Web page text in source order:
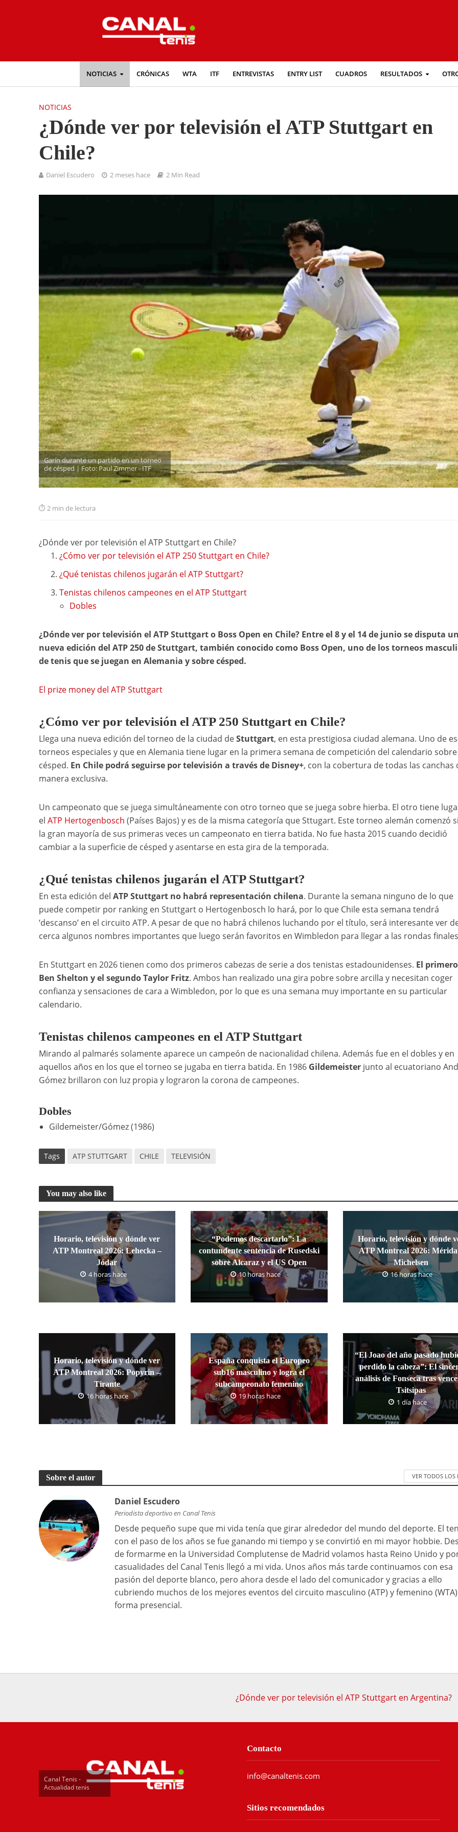
NOTICIAS CRÓNICAS WTA ITF ENTREVISTAS ENTRY LIST CUADROS RESULTADOS
NOTICIAS
¿Dónde ver por televisión el ATP Stuttgart en
Chile?
Daniel Escudero 2 meses hace 2 Min Read
Garín durante un partido en un torneo
de césped | Foto: Paul Zimmer - ITF
2 min de lectura
¿Dónde ver por televisión el ATP Stuttgart en Chile?
¿Cómo ver por televisión el ATP 250 Stuttgart en Chile?
¿Qué tenistas chilenos jugarán el ATP Stuttgart?
Tenistas chilenos campeones en el ATP Stuttgart
Dobles
¿Dónde ver por televisión el ATP Stuttgart o Boss Open en Chile? Entre el 8 y el 14 de junio se disputa
nueva edición del ATP 250 de Stuttgart, también conocido como Boss Open, uno de los torneos
de tenis que se juegan en Alemania y sobre césped.
El prize money del ATP Stuttgart
¿Cómo ver por televisión el ATP 250 Stuttgart en Chile?
Llega una nueva edición del torneo de la ciudad deStuttgart, en esta prestigiosa ciudad alemana. Uno de
torneos especiales y que en Alemania tiene lugar en la primera semana de competición del calendario sobre
césped. En Chile podrá seguirse por televisión a través de Disney+, con la cobertura de todas las canchas
manera exclusiva.
Un campeonato que se juega simultáneamente con otro torneo que se juega sobre hierba. El otro tiene
el ATP Hertogenbosch (Países Bajos) y es de la misma categoría que Sttugart. Este torneo alemán comenzó
la gran mayoría de sus primeras veces un campeonato en tierra batida. No fue hasta 2015 cuando decidió
cambiar a la superficie de césped y asentarse en esta gira de la temporada.
¿Qué tenistas chilenos jugarán el ATP Stuttgart?
En esta edición del ATP Stuttgart no habrá representación chilena. Durante la semana ninguno de lo que
puede competir por ranking en Stuttgart o Hertogenbosch lo hará, por lo que Chile esta semana tendrá
‘descanso’ en el circuito ATP. A pesar de que no habrá chilenos luchando por el título, será interesante ver
cerca algunos nombres importantes que luego serán favoritos en Wimbledon para llegar a las rondas
En Stuttgart en 2026 tienen como dos primeros cabezas de serie a dos tenistas estadounidenses. El
Ben Shelton y el segundo Taylor Fritz. Ambos han realizado una gira pobre sobre arcilla y necesitan coger
confianza y sensaciones de cara a Wimbledon, por lo que es una semana muy importante en su particular
calendario.
Tenistas chilenos campeones en el ATP Stuttgart
Mirando al palmarés solamente aparece un campeón de nacionalidad chilena. Además fue en el dobles y en
aquellos años en los que el torneo se jugaba en tierra batida. En 1986 Gildemeisterjunto al ecuatoriano
Gómez brillaron con luz propia y lograron la corona de campeones.
Dobles
Gildemeister/Gómez (1986)
Tags ATP STUTTGART CHILE TELEVISIÓN
You may also like
Horario, televisión y dónde ver
ATP Montreal 2026: Lehecka –
Jódar
4 horas hace
“Podemos descartarlo”: La
contundente sentencia de Rusedski
sobre Alcaraz y el US Open
10 horas hace
Horario, televisión y dónde
ATP Montreal 2026:
Michelsen
16 horas hace
Horario, televisión y dónde ver
ATP Montreal 2026: Popyrin –
Tirante
16 horas hace
España conquista el Europeo
sub16 masculino y logra el
subcampeonato femenino
19 horas hace
“El Joao del año pasado
perdido la cabeza”: El
análisis de Fonseca tras
Tsitsipas
1 día hace
Sobre el autor VER TODOS LOS
Daniel Escudero
Periodista deportivo en Canal Tenis
Desde pequeño supe que mi vida tenía que girar alrededor del mundo del deporte. El
con el paso de los años se fue ganando mi tiempo y se convirtió en mi mayor hobbie.
de formarme en la Universidad Complutense de Madrid volamos hasta Reino Unido y
casualidades del Canal Tenis llegó a mi vida. Unos años más tarde continuamos con esa
pasión del deporte blanco, pero ahora desde el lado del comunicador y gracias a ello
cubriendo muchos de los mejores eventos del circuito masculino (ATP) y femenino
forma presencial.
¿Dónde ver por televisión el ATP Stuttgart en Argentina?
Canal Tenis -
Actualidad tenis
Contacto
info@canaltenis.com
Sitios recomendados